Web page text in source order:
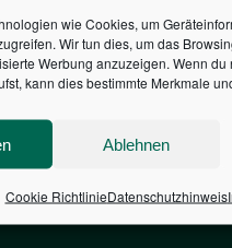
wie Cookies, um
Wir tun dies, um das
Werbung anzuzeigen. Wenn du
kann dies bestimmte Merkmale
Ablehnen
Cookie RichtlinieDatenschutzhinweis